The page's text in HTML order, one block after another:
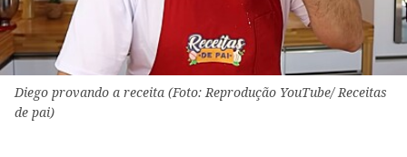
Diego provando a receita (Foto: Reprodução YouTube/ Receitas
de pai)